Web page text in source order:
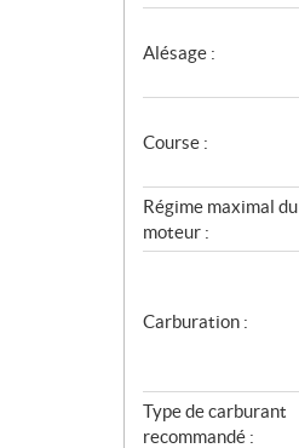
Alésage :
Course :
Régime maximal du
moteur :
Carburation :
Type de carburant
recommandé :